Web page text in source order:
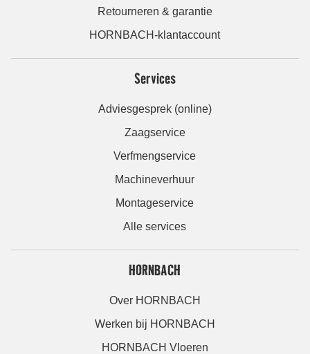
Retourneren & garantie
HORNBACH-klantaccount
Services
Adviesgesprek (online)
Zaagservice
Verfmengservice
Machineverhuur
Montageservice
Alle services
HORNBACH
Over HORNBACH
Werken bij HORNBACH
HORNBACH Vloeren